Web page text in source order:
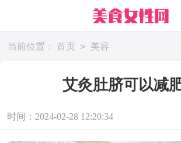
当前位置： 首页 > 美容
艾灸肚脐可以减
时间：2024-02-28 12:20:34